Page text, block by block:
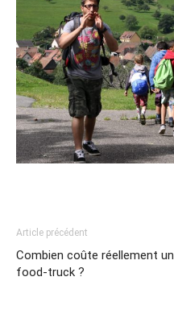
Article précédent
Combien coûte réellement un
food-truck ?